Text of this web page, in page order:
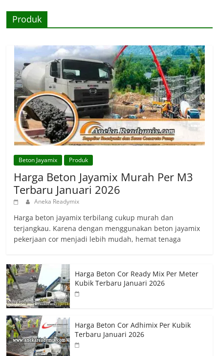
Produk
Beton Jayamix Produk
Harga Beton Jayamix Murah Per M3
Terbaru Januari 2026
Aneka Readymix
Harga beton jayamix terbilang cukup murah dan
terjangkau. Karena dengan menggunakan beton jayamix
pekerjaan cor menjadi lebih mudah, hemat tenaga
Harga Beton Cor Ready Mix Per Meter
Kubik Terbaru Januari 2026
Harga Beton Cor Adhimix Per Kubik
Terbaru Januari 2026